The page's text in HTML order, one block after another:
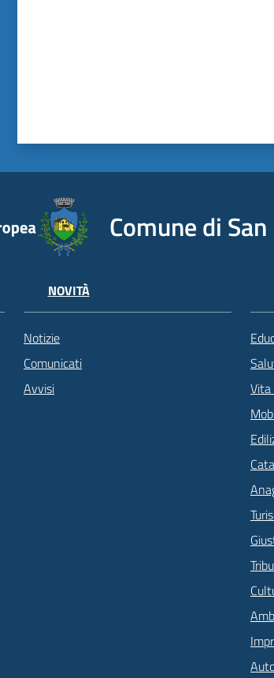
Comune di
NOVITÀ
Notizie
Comunicati
Avvisi